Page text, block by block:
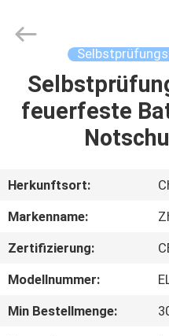
HAUS
PRODUKTE
ÜBER
UNS
FABRIK-
AUSFLUG
Co.,Ltd.
feuerfeste
Herkunftsort:
Markenname:
Zertifizierung:
Modellnummer:
Min Bestellmenge: